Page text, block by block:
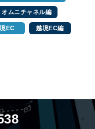
オムニチャネル編
EC 越境EC編